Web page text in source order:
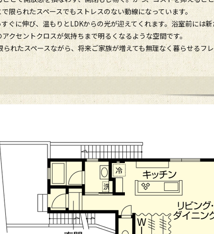
られたスペースでもストレスのない動線になっています。
ぐに伸び、温もりとLDKからの光が迎えてくれます。浴室前には
クセントクロスが気持ちまで明るくなるような空間です。
れたスペースながら、将来ご家族が増えても無理なく暮らせるフ